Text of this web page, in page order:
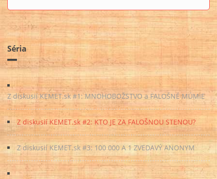
Séria
Z diskusií KEMET.sk #1: MNOHOBOŽSTVO a FALOŠNÉ MÚMIE
Z diskusií KEMET.sk #2: KTO JE ZA FALOŠNOU STENOU?
Z diskusií KEMET.sk #3: 100 000 A 1 ZVEDAVÝ ANONYM